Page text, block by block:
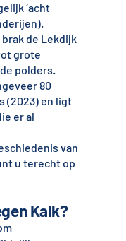
‘acht
brak de Lekdijk
grote
polders.
80
(2023) en ligt
er al
van
u terecht op
Kalk?